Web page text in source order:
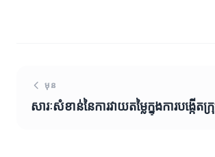
មុន
សារៈសំខាន់នៃការវាយតម្លៃក្នុងការបង្កើតក្